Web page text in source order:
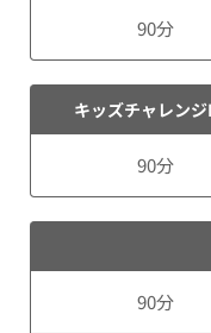
90分
キッズチャレン
90分
90分